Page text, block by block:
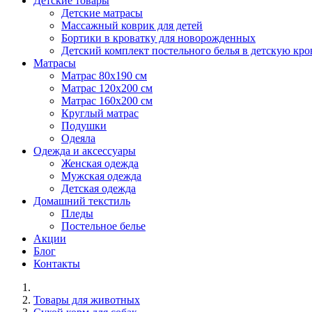
Детские матрасы
Массажный коврик для детей
Бортики в кроватку для новорожденных
Детский комплект постельного белья в детскую
Матрасы
Матрас 80х190 см
Матраc 120х200 см
Матрас 160х200 см
Круглый матрас
Подушки
Одеяла
Одежда и аксессуары
Женская одежда
Мужская одежда
Детская одежда
Домашний текстиль
Пледы
Постельное белье
Акции
Блог
Контакты
Товары для животных